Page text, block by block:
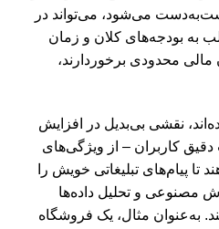
می‌شود، می‌تواند در
به بودجه‌های کلان و زمان
مالی محدودی برخوردارند،
نقشی بی‌بدیل در افزایش
دقیق کاربران – از ویژگی‌های
پیام‌های تبلیغاتی خویش را
مصنوعی و تحلیل داده‌ها
به‌عنوان مثال، یک فروشگاه